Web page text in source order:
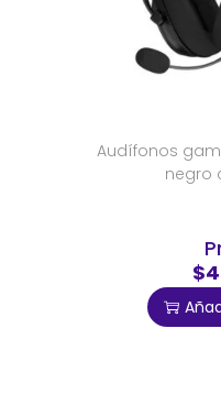
Audífonos
negro